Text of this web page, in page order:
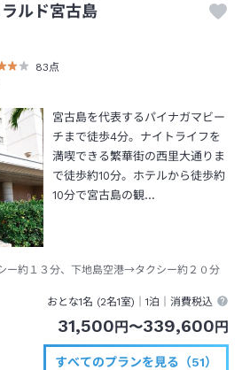
ルド宮古島
83点
宮古島を代表するパイナガマビー
チまで徒歩4分。ナイトライフを
満喫できる繁華街の西里大通りま
で徒歩約10分。ホテルから徒歩約
10分で宮古島の観…
ー約１３分、下地島空港→タクシー約２０分
おとな1名 (2名1室)｜1泊 ｜消費税込
31,500円〜339,600円
すべてのプランを見る（51）